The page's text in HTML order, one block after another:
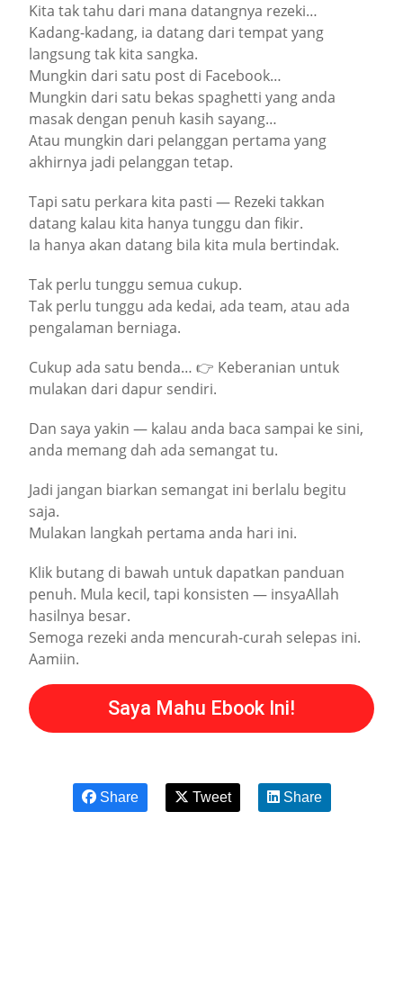
Kita tak tahu dari mana datangnya rezeki…
Kadang-kadang, ia datang dari tempat yang
langsung tak kita sangka.
Mungkin dari satu post di Facebook…
Mungkin dari satu bekas spaghetti yang anda
masak dengan penuh kasih sayang…
Atau mungkin dari pelanggan pertama yang
akhirnya jadi pelanggan tetap.
Tapi satu perkara kita pasti — Rezeki takkan
datang kalau kita hanya tunggu dan fikir.
Ia hanya akan datang bila kita mula bertindak.
Tak perlu tunggu semua cukup.
Tak perlu tunggu ada kedai, ada team, atau ada
pengalaman berniaga.
Cukup ada satu benda… 👉 Keberanian untuk
mulakan dari dapur sendiri.
Dan saya yakin — kalau anda baca sampai ke sini,
anda memang dah ada semangat tu.
Jadi jangan biarkan semangat ini berlalu begitu
saja.
Mulakan langkah pertama anda hari ini.
Klik butang di bawah untuk dapatkan panduan
penuh. Mula kecil, tapi konsisten — insyaAllah
hasilnya besar.
Semoga rezeki anda mencurah-curah selepas ini.
Aamiin.
Saya Mahu Ebook Ini!
Share Tweet Share